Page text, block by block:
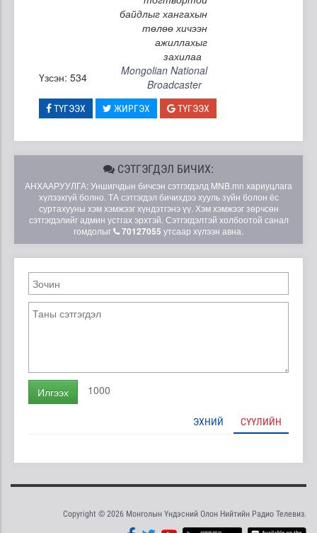
байдлыг хангахын
төлөө хичээн
ажиллахыг
захилаа
Үзсэн: 534
Mongolian National
Broadcaster
ТҮГЭЭХ ЖИРГЭХ ТҮГЭЭХ
СЭТГЭГДЭЛ БИЧИХ:
АНХААРУУЛГА: Уншигчдын бичсэн сэтгэгдэлд MNB.mn хариуцлага
хүлээхгүй болно. ТА сэтгэгдэл бичихдээ хууль зүйн болон ёс
суртахууны хэм хэмжээг хүндэтгэнэ үү. Хэм хэмжээг зөрчсөн
сэтгэгдэлийг админ устгах эрхтэй. Сэтгэгдэлтэй холбоотой санал
гомдолыг
70127055 утсаар хүлээн авна.
Илгээх 1000
ЭХНИЙ СҮҮЛИЙН
Copyright © 2026 Монголын Үндэсний Олон Нийтийн Радио Телевиз.